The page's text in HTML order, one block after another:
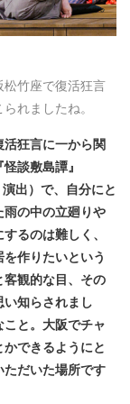
竹座で復活狂言
れましたね。
狂言に一から関
談敷島譚』
出）で、自分にと
の中の立廻りや
るのは難しく、
作りたいという
観的な目、その
知らされまし
と。大阪でチャ
できるようにと
だいた場所です